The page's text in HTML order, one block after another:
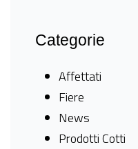
Categorie
Affettati
Fiere
News
Prodotti Cotti